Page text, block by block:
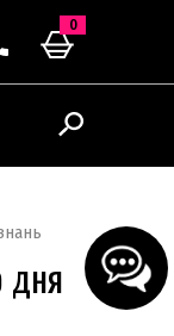
0
дня